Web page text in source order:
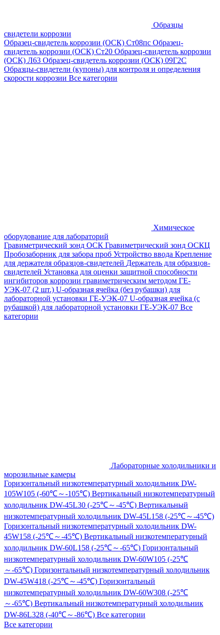
Образцы
свидетели коррозии
Образец-свидетель коррозии (ОСК) Ст08пс Образец-
свидетель коррозии (ОСК) Ст20 Образец-свидетель коррозии
(ОСК) Л63 Образец-свидетель коррозии (ОСК) 09Г2С
Образцы-свидетели (купоны) для контроля и определения
скорости коррозии Все категории
Химическое
оборудование для лабораторий
Гравиметрический зонд ОСК Гравиметрический зонд ОСКЦ
Пробозаборник для забора проб Устройство ввода Крепление
для держателя образцов-свидетелей Держатель для образцов-
свидетелей Установка для оценки защитной способности
ингибиторов коррозии гравиметрическим методом ГЕ-
УЭК-07 (2 шт.) U-образная ячейка (без рубашки) для
лабораторной установки ГЕ-УЭК-07 U-образная ячейка (с
рубашкой) для лабораторной установки ГЕ-УЭК-07 Все
категории
Лабораторные холодильники и
морозильные камеры
Горизонтальный низкотемпературный холодильник DW-
105W105 (-60℃～-105℃) Вертикальный низкотемпературный
холодильник DW-45L30 (-25℃～-45℃) Вертикальный
низкотемпературный холодильник DW-45L158 (-25℃～-45℃)
Горизонтальный низкотемпературный холодильник DW-
45W158 (-25℃～-45℃) Вертикальный низкотемпературный
холодильник DW-60L158 (-25℃～-65℃) Горизонтальный
низкотемпературный холодильник DW-60W105 (-25℃
～-65℃) Горизонтальный низкотемпературный холодильник
DW-45W418 (-25℃～-45℃) Горизонтальный
низкотемпературный холодильник DW-60W308 (-25℃
～-65℃) Вертикальный низкотемпературный холодильник
DW-86L328 (-40℃～-86℃) Все категории
Все категории